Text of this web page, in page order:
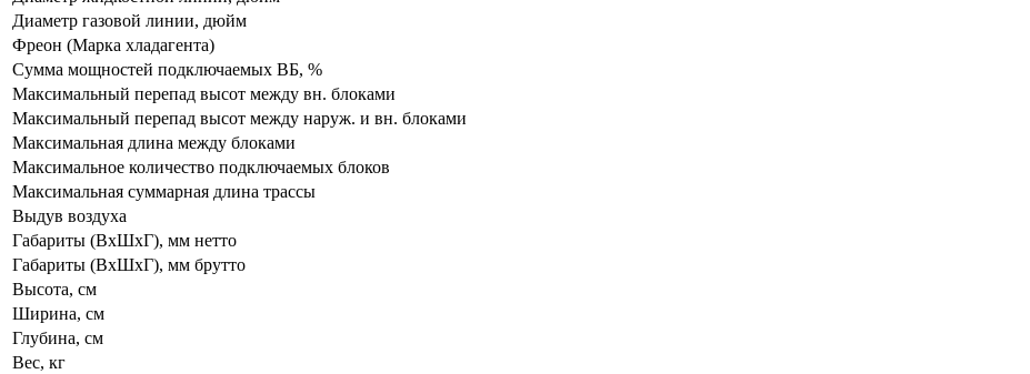
Диаметр газовой линии, дюйм
Фреон (Марка хладагента)
Сумма мощностей подключаемых ВБ, %
Максимальный перепад высот между вн. блоками
Максимальный перепад высот между наруж. и вн. блоками
Максимальная длина между блоками
Максимальное количество подключаемых блоков
Максимальная суммарная длина трассы
Выдув воздуха
Габариты (ВxШxГ), мм нетто
Габариты (ВxШxГ), мм брутто
Высота, см
Ширина, см
Глубина, см
Вес, кг